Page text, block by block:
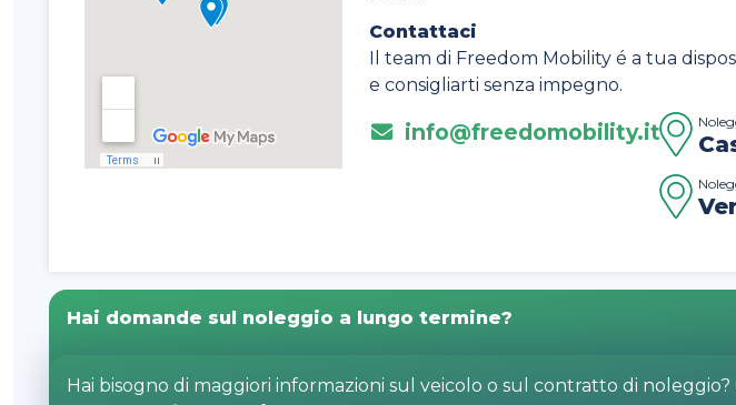
Contattaci
Il team di Freedom Mobility é a tua
e consigliarti senza impegno.
info@freedomobility.it
Hai domande sul noleggio a lungo termine?
Hai bisogno di maggiori informazioni sul veicolo o sul contratto di